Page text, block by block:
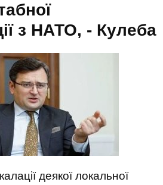
з НАТО, - Кулеба
деякої локальної